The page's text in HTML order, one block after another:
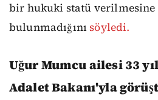
bir hukuki statü verilmesine
bulunmadığınısöyledi.
Uğur Mumcu ailesi 33
Adalet Bakanı'yla